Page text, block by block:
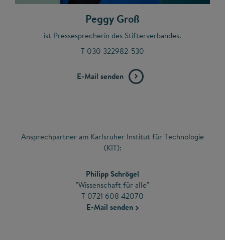
Peggy Groß
ist Pressesprecherin des Stifterverbandes.
T 030 322982-530
E-Mail senden
Ansprechpartner am Karlsruher Institut für Technologie
(KIT):
Philipp Schrögel
"Wissenschaft für alle"
T 0721 608 42070
E-Mail senden